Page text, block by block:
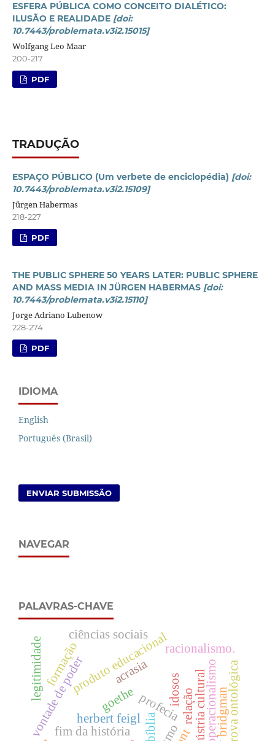
ESFERA PÚBLICA COMO CONCEITO DIALÉTICO:
ILUSÃO E REALIDADE [doi:
10.7443/problemata.v3i2.15015]
Wolfgang Leo Maar
200-217
PDF
TRADUÇÃO
ESPAÇO PÚBLICO (Um verbete de enciclopédia) [doi:
10.7443/problemata.v3i2.15109]
Jürgen Habermas
218-227
PDF
THE PUBLIC SPHERE 50 YEARS LATER: PUBLIC SPHERE
AND MASS MEDIA IN JÜRGEN HABERMAS [doi:
10.7443/problemata.v3i2.15110]
Jorge Adriano Lubenow
228-274
PDF
IDIOMA
English
Português (Brasil)
ENVIAR SUBMISSÃO
NAVEGAR
PALAVRAS-CHAVE
herbert feigl bíblia
profecia
produto educacional
relação
vontade de poder acrasia
formação
indústria culturaloperacionalismo
fim da história
idosos
racionalismo.
prova ontológica
legitimidade goethe
ciências sociais